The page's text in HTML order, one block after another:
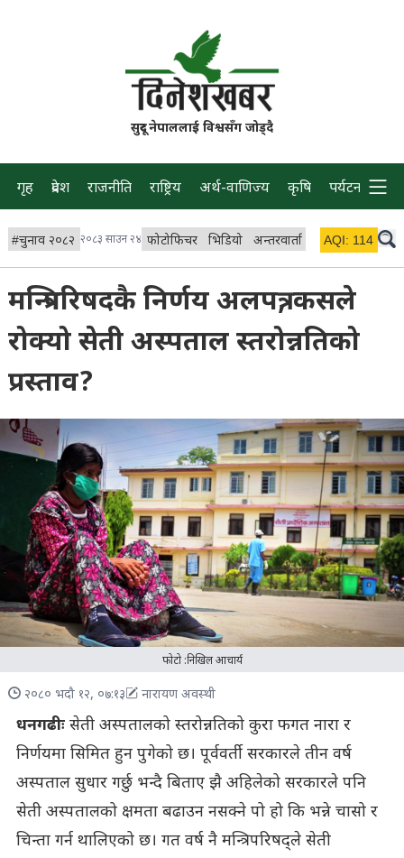
सुदूर नेपाललाई विश्वसँग जोड्दै
गृह प्रदेश राजनीति राष्ट्रिय अर्थ-वाणिज्य कृषि पर्यटन प्रवास
#चुनाव २०८२ २०८३ साउन २४ फोटोफिचर भिडियो अन्तरवार्ता विचार/ब्लग
AQI: 114
मन्त्रिपरिषदकै निर्णय अलपत्र, कसले
रोक्यो सेती अस्पताल स्तरोन्नतिको
प्रस्ताव?
फोटो :निखिल आचार्य
२०८० भदौ १२, ०७:१३ नारायण अवस्थी
धनगढीःसेती अस्पतालको स्तरोन्नतिको कुरा फगत नारा र
निर्णयमा सिमित हुन पुगेको छ। पूर्ववर्ती सरकारले तीन वर्ष
अस्पताल सुधार गर्छु भन्दै बिताए झै अहिलेको सरकारले पनि
सेती अस्पतालको क्षमता बढाउन नसक्ने पो हो कि भन्ने चासो र
चिन्ता गर्न थालिएको छ। गत वर्ष नै मन्त्रिपरिषद्ले सेती